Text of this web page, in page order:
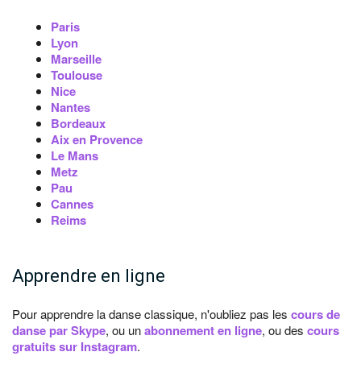
Paris
Lyon
Marseille
Toulouse
Nice
Nantes
Bordeaux
Aix en Provence
Le Mans
Metz
Pau
Cannes
Reims
Apprendre en ligne
Pour apprendre la danse classique, n'oubliez pas les cours de
danse par Skype, ou unabonnement en ligne, ou des cours
gratuits sur Instagram.